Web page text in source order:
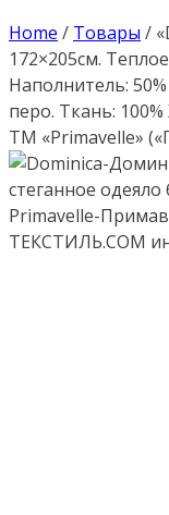
Home / Товары /
172×205см.
Наполнитель:
перо. Ткань:
ТМ «Primavelle»